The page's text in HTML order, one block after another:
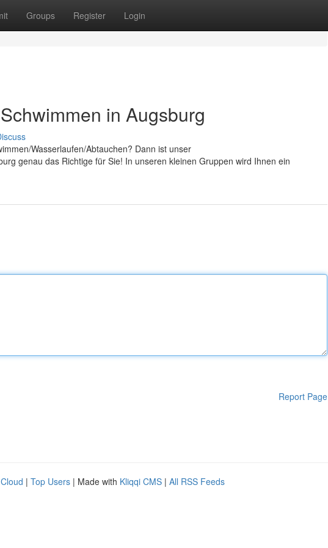
Groups Register Login
in Augsburg
Wasserlaufen/Abtauchen? Dann ist unser
genau das Richtige für Sie! In unseren kleinen Gruppen wird Ihnen ein
Report Page
| Top Users | Made with Kliqqi CMS | All RSS Feeds